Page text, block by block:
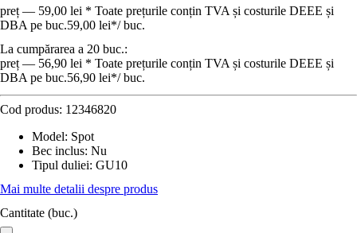
preț — 59,00 lei * Toate prețurile conțin TVA și costurile DEEE și
DBA pe buc.59,00 lei*/ buc.
La cumpărarea a 20 buc.:
preț — 56,90 lei * Toate prețurile conțin TVA și costurile DEEE și
DBA pe buc.56,90 lei*/ buc.
Cod produs: 12346820
Model: Spot
Bec inclus: Nu
Tipul duliei: GU10
Mai multe detalii despre produs
Cantitate (buc.)